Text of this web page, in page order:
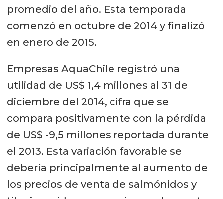
promedio del año. Esta temporada
comenzó en octubre de 2014 y finalizó
en enero de 2015.
Empresas AquaChile registró una
utilidad de US$ 1,4 millones al 31 de
diciembre del 2014, cifra que se
compara positivamente con la pérdida
de US$ -9,5 millones reportada durante
el 2013. Esta variación favorable se
debería principalmente al aumento de
los precios de venta de salmónidos y